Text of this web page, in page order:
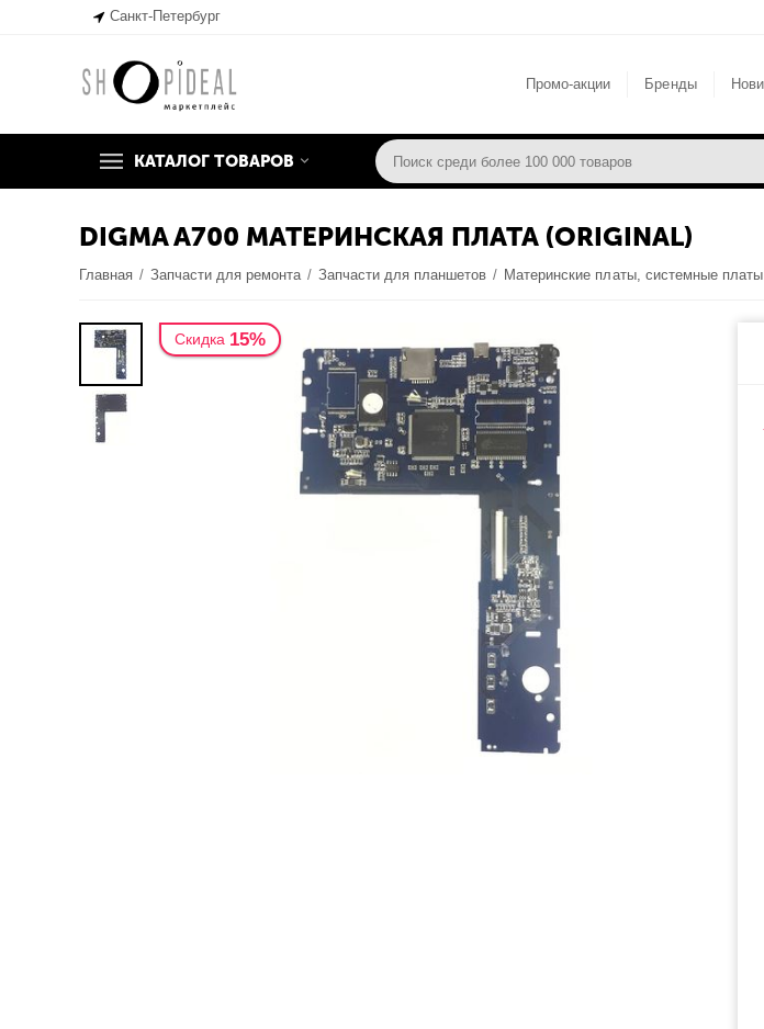
Санкт-Петербург
Промо-акции Бренды
КАТАЛОГ ТОВАРОВ
DIGMA A700 МАТЕРИНСКАЯ ПЛАТА (ORIGINAL)
Главная / Запчасти для ремонта / Запчасти для планшетов / Материнские платы, системные платы
Скидка 15%